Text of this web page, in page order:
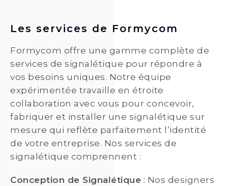
Les services de Formycom
Formycom offre une gamme complète de
services de signalétique pour répondre à
vos besoins uniques. Notre équipe
expérimentée travaille en étroite
collaboration avec vous pour concevoir,
fabriquer et installer une signalétique sur
mesure qui reflète parfaitement l’identité
de votre entreprise. Nos services de
signalétique comprennent :
Conception de Signalétique : Nos designers